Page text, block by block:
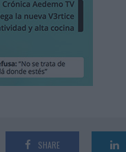
– SIN LÍMITES’, DE CHEIL SPAIN
SHARE